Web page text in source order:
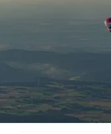
Minuten, die traditionelle
Rücktransfer zum
Wir starten in der
Grabenstätt am
Traunreut und Waging
Chiemgau, im Westen in
Wasserburg am Inn und
Chiemgauer Alpen in